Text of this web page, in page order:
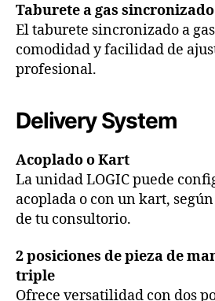
Taburete a gas sincronizado
El taburete sincronizado a
comodidad y facilidad de
profesional.
Delivery System
Acoplado o Kart
La unidad LOGIC puede
acoplada o con un kart,
de tu consultorio.
2 posiciones de pieza de
triple
Ofrece versatilidad con dos